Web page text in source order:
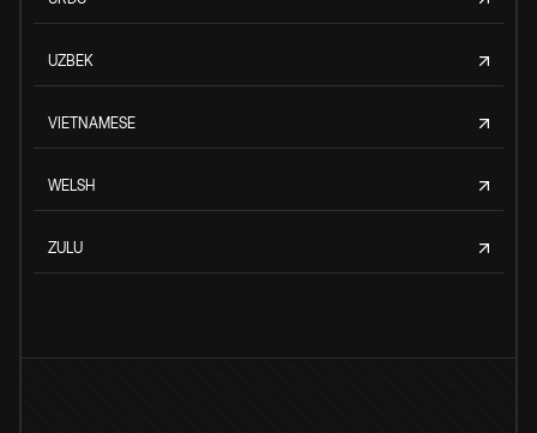
UZBEK
VIETNAMESE
WELSH
ZULU